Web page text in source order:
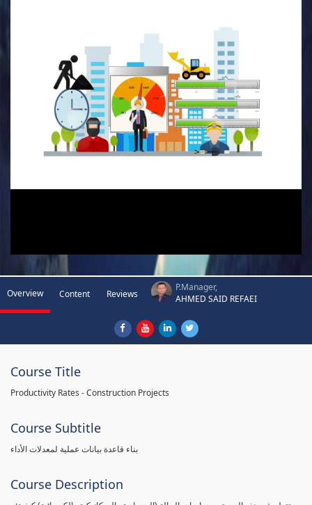
Overview Content Reviews
P.Manager,
AHMED SAID REFAEI
Course Title
Productivity Rates - Construction Projects
Course Subtitle
بناء قاعدة بيانات عملية لمعدلات الأداء
Course Description